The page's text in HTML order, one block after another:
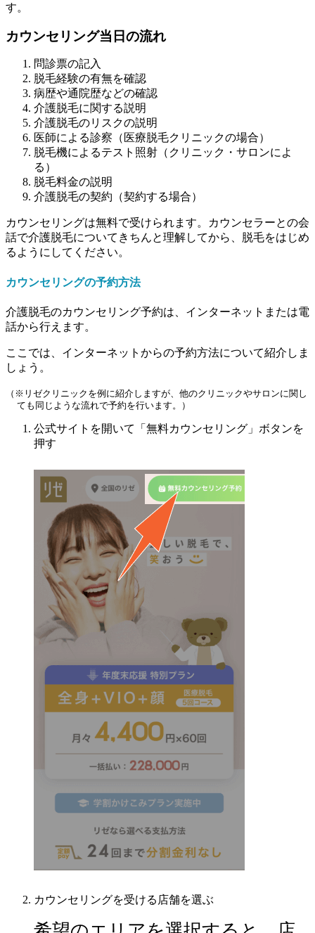
す。
カウンセリング当日の流れ
問診票の記入
脱毛経験の有無を確認
病歴や通院歴などの確認
介護脱毛に関する説明
介護脱毛のリスクの説明
医師による診察（医療脱毛クリニックの場合）
脱毛機によるテスト照射（クリニック・サロンによ
る）
脱毛料金の説明
介護脱毛の契約（契約する場合）
カウンセリングは無料で受けられます。カウンセラーとの会
話で介護脱毛についてきちんと理解してから、脱毛をはじめ
るようにしてください。
カウンセリングの予約方法
介護脱毛のカウンセリング予約は、インターネットまたは電
話から行えます。
ここでは、インターネットからの予約方法について紹介しま
しょう。
（※リゼクリニックを例に紹介しますが、他のクリニックやサロンに関し
ても同じような流れで予約を行います。）
公式サイトを開いて「無料カウンセリング」ボタンを
押す
カウンセリングを受ける店舗を選ぶ